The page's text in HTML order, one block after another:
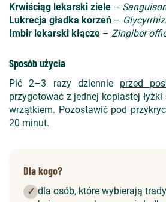
Krwiściąg lekarski ziele –
Lukrecja gładka korzeń –
Imbir lekarski kłącze – Zingiber
Sposób użycia
Pić 2–3 razy dziennie przed
przygotować z jednej kopiastej łyżki
wrzątkiem. Pozostawić pod
20 minut.
Dla kogo?
✓ dla osób, które wybierają